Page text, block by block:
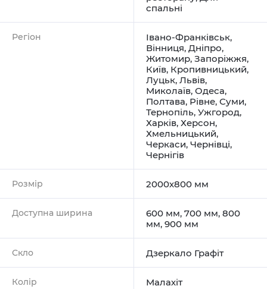
спальні
Регіон Івано-Франківськ,
Вінниця, Дніпро,
Житомир, Запоріжжя,
Київ, Кропивницький,
Луцьк, Львів,
Миколаїв, Одеса,
Полтава, Рівне, Суми,
Тернопіль, Ужгород,
Харків, Херсон,
Хмельницький,
Черкаси, Чернівці,
Чернігів
Розмір 2000х800 мм
Доступна ширина
600 мм, 700 мм, 800
мм, 900 мм
Скло Дзеркало Графіт
Колір Малахіт